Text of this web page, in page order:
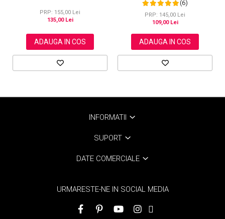
PRP: 155,00 Lei
135,00 Lei
ADAUGA IN COS
x 1.5 m
(6)
PRP: 145,00 Lei
109,00 Lei
ADAUGA IN COS
INFORMATII
SUPORT
DATE COMERCIALE
URMARESTE-NE IN SOCIAL MEDIA